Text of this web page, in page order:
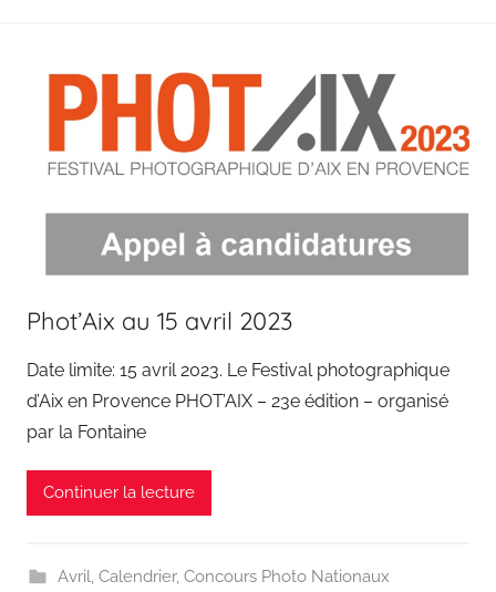
Phot’Aix au 15 avril 2023
Date limite: 15 avril 2023. Le Festival photographique
d’Aix en Provence PHOT’AIX – 23e édition – organisé
par la Fontaine
Continuer la lecture
Avril, Calendrier, Concours Photo Nationaux